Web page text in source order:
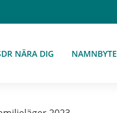
NÄRA DIG NAMNBYTE